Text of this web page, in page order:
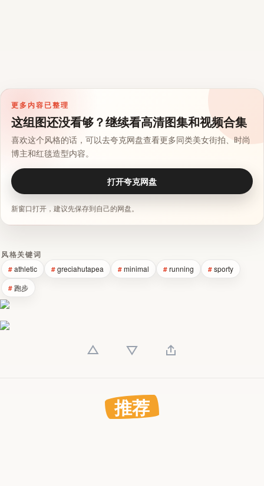
更多内容已整理
这组图还没看够？继续看高清图集和视频合集
喜欢这个风格的话，可以去夸克网盘查看更多同类美女街拍、时尚
博主和红毯造型内容。
打开夸克网盘
新窗口打开，建议先保存到自己的网盘。
风格关键词
athletic greciahutapea minimal running
sporty
跑步
推荐